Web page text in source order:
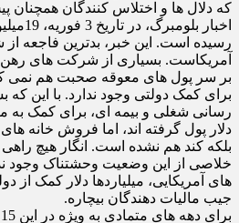
که دلال ها و اختلاس کنندگان همچنان
اخبار
رسیده است. این خبر، بدترین فاجعه
آمریکاست. بسیاری از شرکت های رهن
بر سر پول های معوقه صحبت هم نمی
برای کمک دولتی وجود ندارد. با این که
رسانی شغلی و بیمه ای، برای کمک به
دلار پول گرفته اند، اما فروش خانه
بلکه کند هم نشده است. انگار هیچ
خلاصی از این وضعیت وحشتناک وجود
های آمریکایی، میلیاردها دلار کمک از
جیب مالیات دهندگان بیچاره.